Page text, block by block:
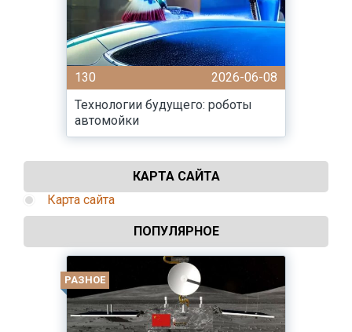
130
2026-06-08
Технологии будущего: роботы
автомойки
КАРТА САЙТА
Карта сайта
ПОПУЛЯРНОЕ
РАЗНОЕ